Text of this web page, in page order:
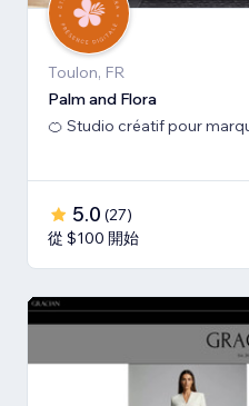
Toulon, FR
Palm and Flora
🍊 Studio créatif pour
5.0 (27)
從 $100 開始